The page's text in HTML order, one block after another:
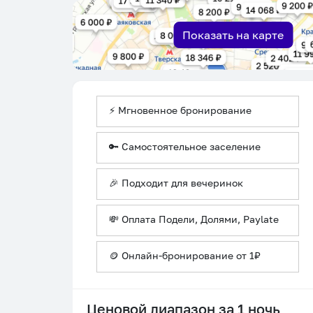
Показать на карте
⚡ Мгновенное бронирование
🔑 Самостоятельное заселение
🎉 Подходит для вечеринок
💸 Оплата Подели, Долями, Paylate
🪙 Онлайн-бронирование от 1₽
Ценовой диапазон за 1 ночь